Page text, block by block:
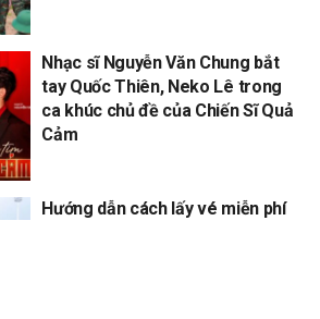
Nhạc sĩ Nguyễn Văn Chung bắt
tay Quốc Thiên, Neko Lê trong
ca khúc chủ đề của Chiến Sĩ Quả
Cảm
Hướng dẫn cách lấy vé miễn phí